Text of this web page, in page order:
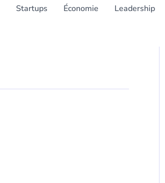
Startups Économie Leadership